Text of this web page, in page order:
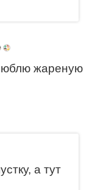
жареную
а тут